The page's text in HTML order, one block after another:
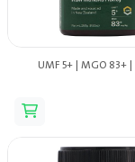
عسل مانوكا UMF 5+ | MGO 83+ |